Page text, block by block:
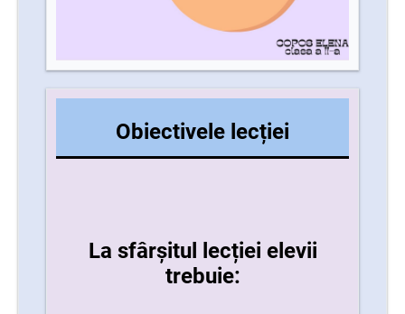
Obiectivele lecției
La sfârșitul lecției elevii
trebuie: